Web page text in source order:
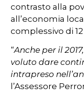
contrasto alla
all’economia
complessivo di
“Anche per il
voluto dare
intrapreso
l’Assessore